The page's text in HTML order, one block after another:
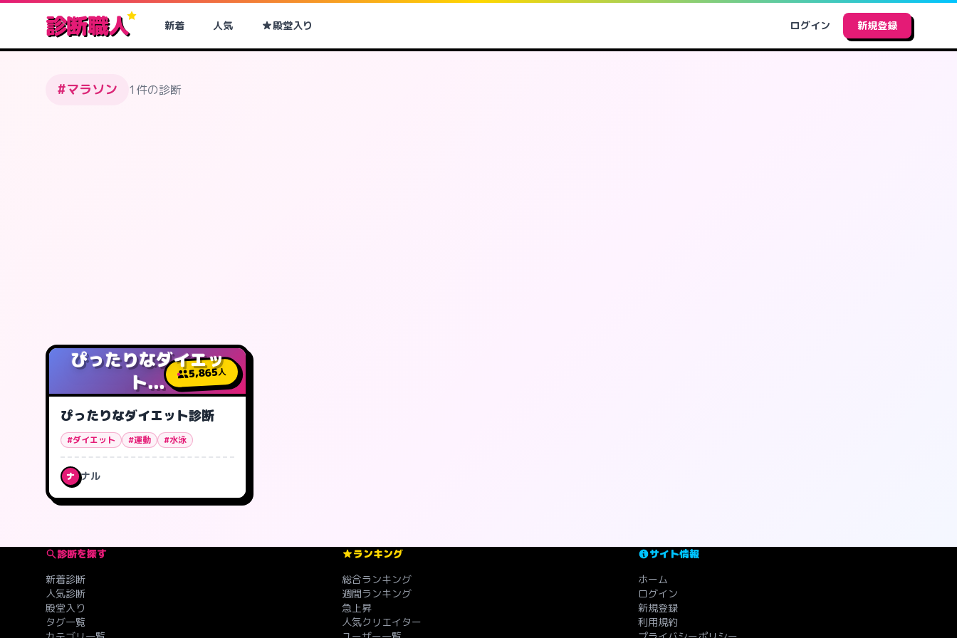
診断職人 新着 人気 殿堂入り ログイン 新規登録
#マラソン 1件の診断
ぴったりなダイエッ
ト...
5,865人
ぴったりなダイエット診断
#ダイエット #運動 #水泳
ナ ナル
診断を探す
新着診断
人気診断
殿堂入り
タグ一覧
ランキング
総合ランキング
週間ランキング
急上昇
人気クリエイター
サイト情報
ホーム
ログイン
新規登録
利用規約